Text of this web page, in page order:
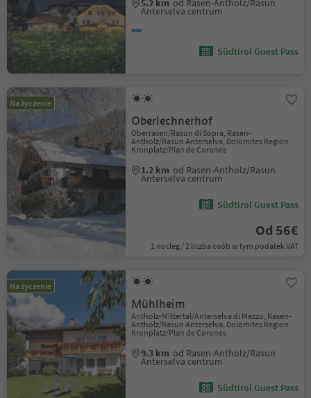
5.2 km od Rasen-Antholz/Rasun
Anterselva centrum
Südtirol Guest Pass
Na życzenie
Oberlechnerhof
Oberrasen/Rasun di Sopra, Rasen-
Antholz/Rasun Anterselva, Dolomites Region
Kronplatz/Plan de Corones
1.2 km od Rasen-Antholz/Rasun
Anterselva centrum
Südtirol Guest Pass
Od 56€
1 nocleg / 2 liczba osób w tym podatek VAT
Na życzenie
Mühlheim
Antholz-Mittertal/Anterselva di Mezzo, Rasen-
Antholz/Rasun Anterselva, Dolomites Region
Kronplatz/Plan de Corones
9.3 km od Rasen-Antholz/Rasun
Anterselva centrum
Südtirol Guest Pass